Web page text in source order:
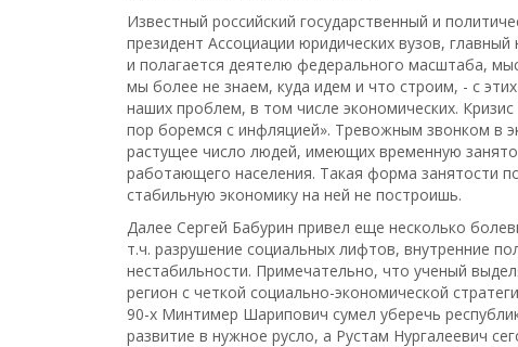
Известный российский государственный и
президент Ассоциации юридических вузов,
и полагается деятелю федерального масштаба,
мы более не знаем, куда идем и что строим, - с
наших проблем, в том числе экономических.
пор боремся с инфляцией». Тревожным звонком в
растущее число людей, имеющих временную
работающего населения. Такая форма занятости
стабильную экономику на ней не построишь.
Далее Сергей Бабурин привел еще несколько
т.ч. разрушение социальных лифтов, внутренние
нестабильности. Примечательно, что ученый
регион с четкой социально-экономической
90-х Минтимер Шарипович сумел уберечь
развитие в нужное русло, а Рустам Нургалеевич